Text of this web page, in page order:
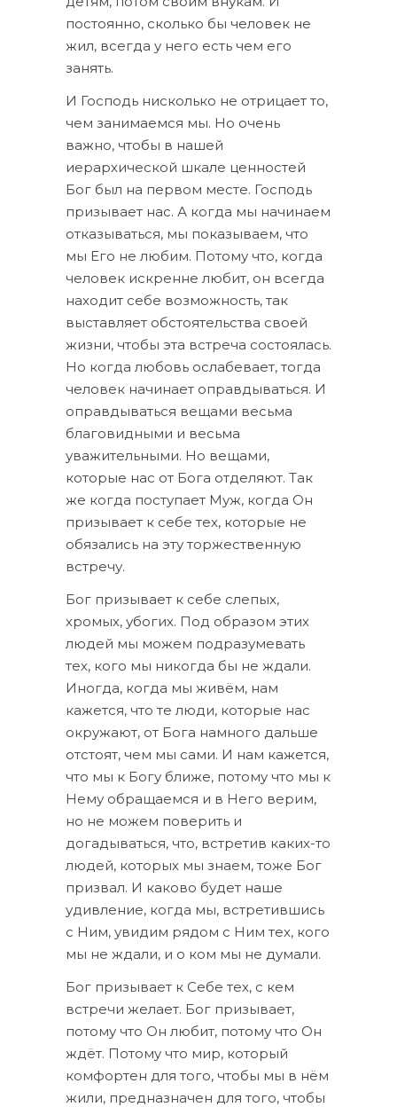
постоянно, сколько бы человек не
жил, всегда у него есть чем его
занять.
И Господь нисколько не отрицает то,
чем занимаемся мы. Но очень
важно, чтобы в нашей
иерархической шкале ценностей
Бог был на первом месте. Господь
призывает нас. А когда мы начинаем
отказываться, мы показываем, что
мы Его не любим. Потому что, когда
человек искренне любит, он всегда
находит себе возможность, так
выставляет обстоятельства своей
жизни, чтобы эта встреча состоялась.
Но когда любовь ослабевает, тогда
человек начинает оправдываться. И
оправдываться вещами весьма
благовидными и весьма
уважительными. Но вещами,
которые нас от Бога отделяют. Так
же когда поступает Муж, когда Он
призывает к себе тех, которые не
обязались на эту торжественную
встречу.
Бог призывает к себе слепых,
хромых, убогих. Под образом этих
людей мы можем подразумевать
тех, кого мы никогда бы не ждали.
Иногда, когда мы живём, нам
кажется, что те люди, которые нас
окружают, от Бога намного дальше
отстоят, чем мы сами. И нам кажется,
что мы к Богу ближе, потому что мы к
Нему обращаемся и в Него верим,
но не можем поверить и
догадываться, что, встретив каких-то
людей, которых мы знаем, тоже Бог
призвал. И каково будет наше
удивление, когда мы, встретившись
с Ним, увидим рядом с Ним тех, кого
мы не ждали, и о ком мы не думали.
Бог призывает к Себе тех, с кем
встречи желает. Бог призывает,
потому что Он любит, потому что Он
ждёт. Потому что мир, который
комфортен для того, чтобы мы в нём
жили, предназначен для того, чтобы